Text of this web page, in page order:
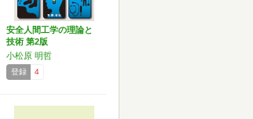
安全人間工学の理論と
技術 第2版
小松原 明哲
登録 4